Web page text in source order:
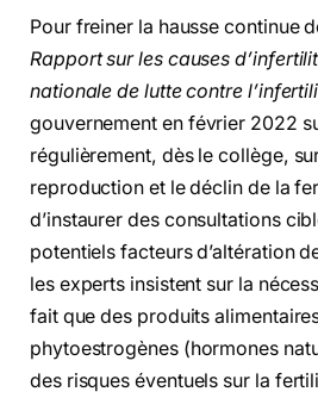
Pour freiner la hausse continue
Rapport sur les causes
nationale de lutte contre
gouvernement en février 2022
régulièrement, dès le collège,
reproduction et le déclin de la
d’instaurer des consultations
potentiels facteurs d’altération
les experts insistent sur la
fait que des produits
phytoestrogènes (hormones
des risques éventuels sur la